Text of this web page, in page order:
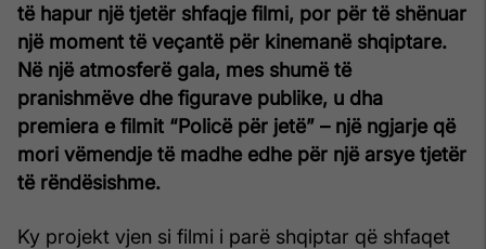
të hapur një tjetër shfaqje filmi, por për të shënuar
një moment të veçantë për kinemanë shqiptare.
Në një atmosferë gala, mes shumë të
pranishmëve dhe figurave publike, u dha
premiera e filmit “Policë për jetë” – një ngjarje që
mori vëmendje të madhe edhe për një arsye tjetër
të rëndësishme.
Ky projekt vjen si filmi i parë shqiptar që shfaqet